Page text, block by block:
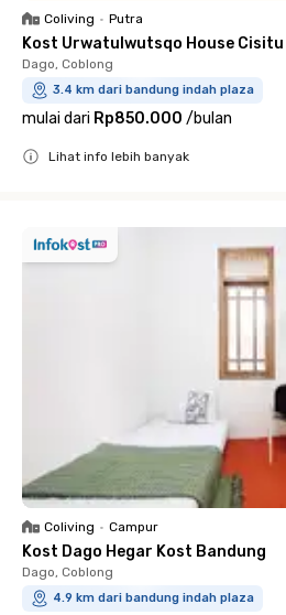
Coliving • Putra
Kost Urwatulwutsqo House Cisitu
Dago, Coblong
3.4 km dari bandung indah plaza
mulai dari Rp850.000 /bulan
Lihat info lebih banyak
Coliving • Campur
Kost Dago Hegar Kost Bandung
Dago, Coblong
4.9 km dari bandung indah plaza